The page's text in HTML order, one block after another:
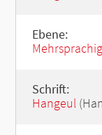
Ebene:
Schrift:
Hangeul